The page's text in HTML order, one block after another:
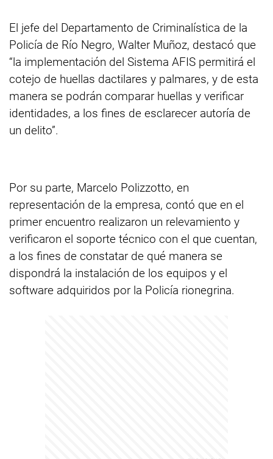
El jefe del Departamento de Criminalística de la
Policía de Río Negro, Walter Muñoz, destacó que
“la implementación del Sistema AFIS permitirá el
cotejo de huellas dactilares y palmares, y de esta
manera se podrán comparar huellas y verificar
identidades, a los fines de esclarecer autoría de
un delito”.
Por su parte, Marcelo Polizzotto, en
representación de la empresa, contó que en el
primer encuentro realizaron un relevamiento y
verificaron el soporte técnico con el que cuentan,
a los fines de constatar de qué manera se
dispondrá la instalación de los equipos y el
software adquiridos por la Policía rionegrina.